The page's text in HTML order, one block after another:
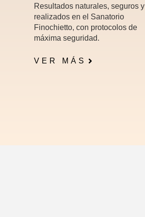
Resultados naturales, seguros y
realizados en el Sanatorio
Finochietto, con protocolos de
máxima seguridad.
VER MÁS